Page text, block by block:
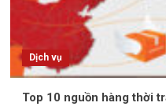
Dịch vụ
Top 10 nguồn hàng thời